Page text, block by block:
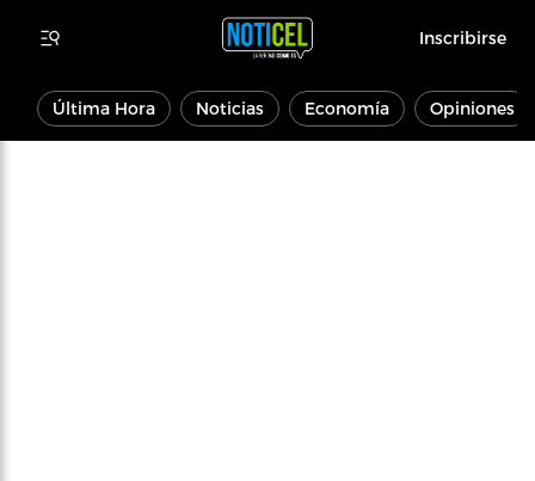
Inscribirse
Última Hora Noticias Economía Opiniones